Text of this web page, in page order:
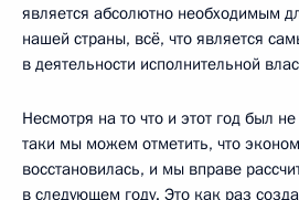
является абсолютно необходимым
нашей страны, всё, что является
в деятельности исполнительной
Несмотря на то что и этот год был
таки мы можем отметить, что
восстановилась, и мы вправе
в следующем году. Это как раз